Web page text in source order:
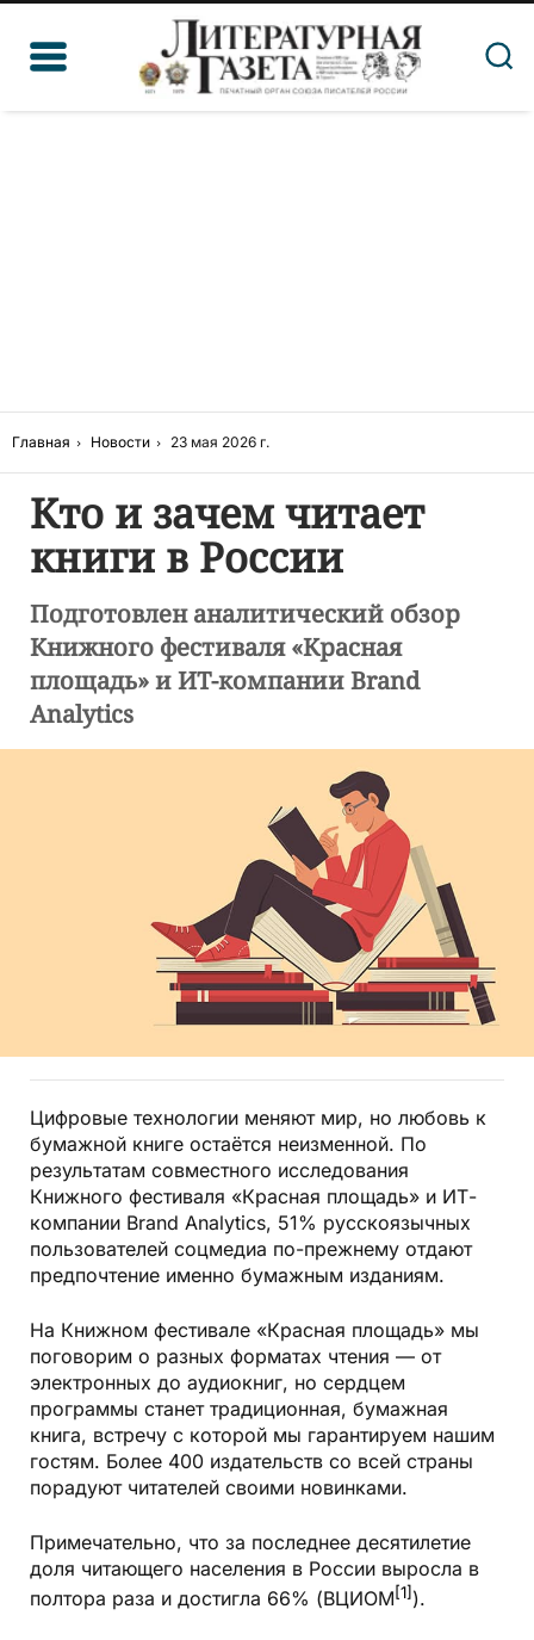
Главная Новости 23 мая 2026 г.
Кто и зачем читает
книги в России
Подготовлен аналитический обзор
Книжного фестиваля «Красная
площадь» и ИТ-компании Brand
Analytics
Цифровые технологии меняют мир, но любовь к
бумажной книге остаётся неизменной. По
результатам совместного исследования
Книжного фестиваля «Красная площадь» и ИТ-
компании Brand Analytics, 51% русскоязычных
пользователей соцмедиа по-прежнему отдают
предпочтение именно бумажным изданиям.
На Книжном фестивале «Красная площадь» мы
поговорим о разных форматах чтения — от
электронных до аудиокниг, но сердцем
программы станет традиционная, бумажная
книга, встречу с которой мы гарантируем нашим
гостям. Более 400 издательств со всей страны
порадуют читателей своими новинками.
Примечательно, что за последнее десятилетие
доля читающего населения в России выросла в
полтора раза и достигла 66% (ВЦИОМ[1]).